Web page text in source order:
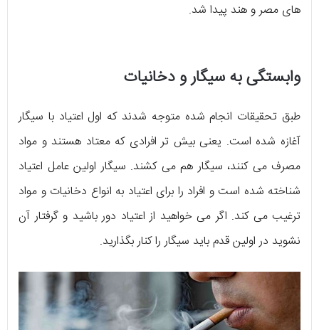
های مصر و هند پیدا شد.
وابستگی به سیگار و دخانیات
طبق تحقیقات انجام شده متوجه شدند که اول اعتیاد با سیگار
آغازه شده است. یعنی بیش تر افرادی که معتاد هستند و مواد
مصرف می کنند، سیگار هم می کشند. سیگار اولین عامل اعتیاد
شناخته شده است و افراد را برای اعتیاد به انواع دخانیات و مواد
ترغیب می کند. اگر می خواهید از اعتیاد دور باشید و گرفتار آن
نشوید در اولین قدم باید سیگار را کنار بگذارید.